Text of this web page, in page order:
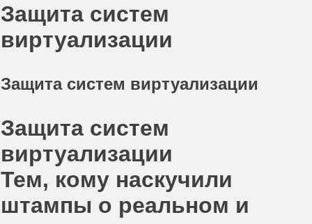
Защита систем
виртуализации
Защита систем виртуализации
Защита систем
виртуализации
Тем, кому наскучили
штампы о реальном и